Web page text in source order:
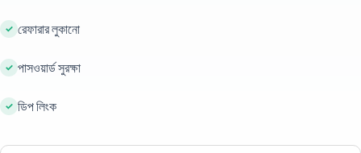
রেফারার লুকানো
পাসওয়ার্ড সুরক্ষা
ডিপ লিংক